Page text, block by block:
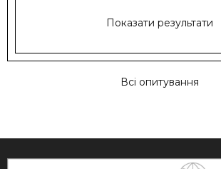
Показати результати
Всі опитування